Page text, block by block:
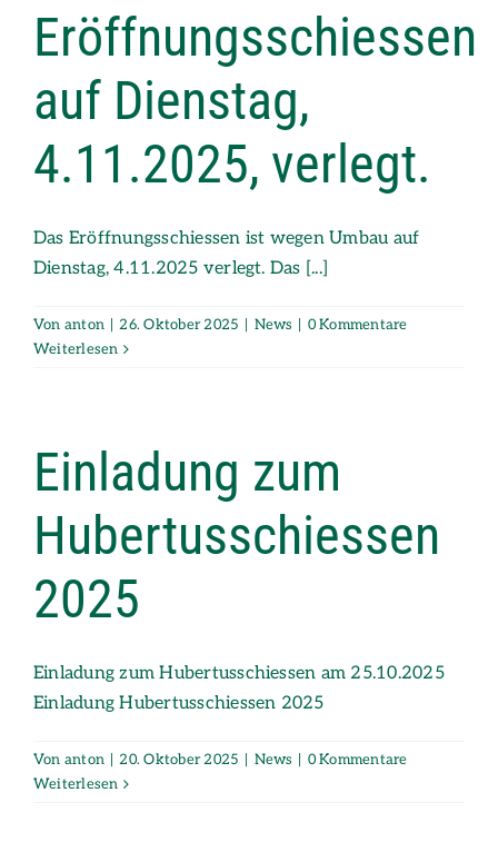
Eröffnungsschiessen
auf Dienstag,
4.11.2025, verlegt.
Das Eröffnungsschiessen ist wegen Umbau auf
Dienstag, 4.11.2025 verlegt. Das [...]
Von anton 26. Oktober 2025 News
0 Kommentare
Weiterlesen
Einladung zum
Hubertusschiessen
2025
Einladung zum Hubertusschiessen am 25.10.2025
Einladung Hubertusschiessen 2025
Von anton 20. Oktober 2025 News
0 Kommentare
Weiterlesen